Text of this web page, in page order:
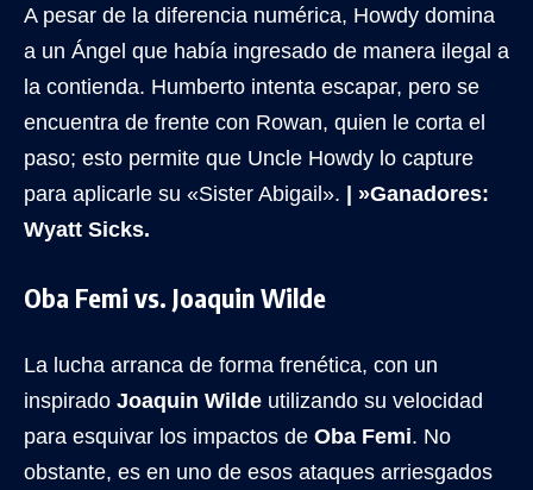
A pesar de la diferencia numérica, Howdy domina
a un Ángel que había ingresado de manera ilegal a
la contienda. Humberto intenta escapar, pero se
encuentra de frente con Rowan, quien le corta el
paso; esto permite que Uncle Howdy lo capture
para aplicarle su «Sister Abigail».
| »Ganadores:
Wyatt Sicks.
Oba Femi vs. Joaquin Wilde
La lucha arranca de forma frenética, con un
inspirado Joaquin Wilde utilizando su velocidad
para esquivar los impactos de Oba Femi. No
obstante, es en uno de esos ataques arriesgados